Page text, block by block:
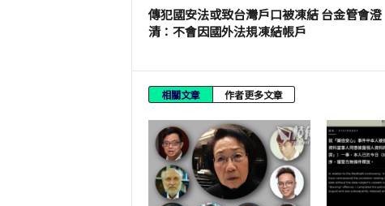
傳犯國安法或致台灣戶口被凍結 台金管會澄
清：不會因國外法規凍結帳戶
相關文章 作者更多文章